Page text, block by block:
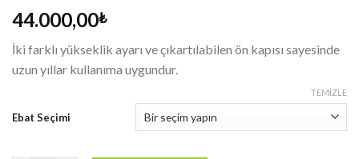
44.000,00₺
İki farklı yükseklik ayarı ve çıkartılabilen ön kapısı sayesinde
uzun yıllar kullanıma uygundur.
Ebat Seçimi
TEMIZLE